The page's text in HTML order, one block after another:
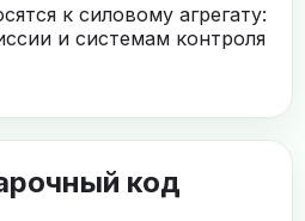
к силовому агрегату:
и системам контроля
код